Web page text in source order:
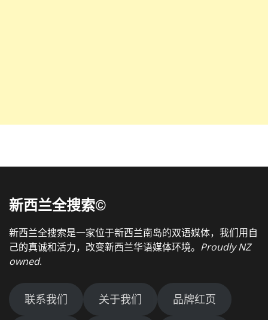
新西兰全搜索©
新西兰全搜索是一家位于新西兰南岛的双语媒体，我们用自
己的真诚和活力，改变新西兰华语媒体环境。 Proudly NZ
owned.
联系我们 关于我们 品牌红页